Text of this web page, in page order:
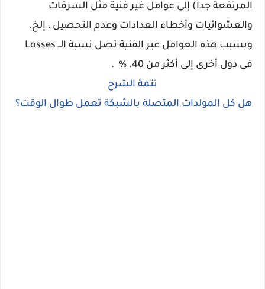
المرتفعة جدا) إلى عوامل غير فنية مثل السرقات
والعشوائيات وأخطاء العدادات وعدم التحصيل ، إلخ.
وبسبب هذه العوامل غير الفنية تصل نسبة الــ Losses
فى دول أخرى إلى أكثر من 40. % .
تتمة الشرح
هل كل المولدات المتصلة بالشبكة تعمل طوال الوقت؟